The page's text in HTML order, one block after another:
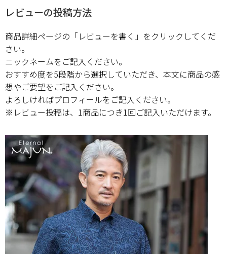
新商品
再入荷商品
アウトレット
レーベルから探す
レビューの投稿方法
商品詳細ページの「レビューを書く」をクリックしてくだ
さい。
ニックネームをご記入ください。
おすすめ度を5段階から選択していただき、本文に商品の感
想やご要望をご記入ください。
よろしければプロフィールをご記入ください。
※レビュー投稿は、1商品につき1回ご記入いただけます。